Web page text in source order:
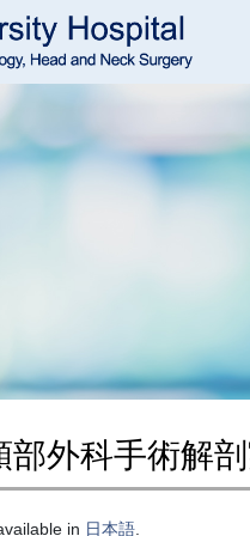
部外科手術解
in 日本語.